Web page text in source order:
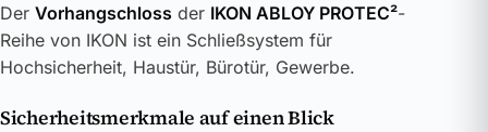
Der Vorhangschloss der IKON ABLOY PROTEC²-
Reihe von IKON ist ein Schließsystem für
Hochsicherheit, Haustür, Bürotür, Gewerbe.
Sicherheitsmerkmale auf einen Blick